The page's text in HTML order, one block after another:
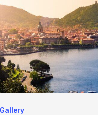
Gallery